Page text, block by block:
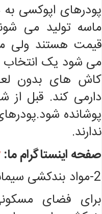
پودرهای اپوکسی
ماسه تولید می
قیمت هستند ولی
می شود یک انتخاب
کاش های بدون
دارمی کند. قبل از
پوشانده
ندارند.
صفحه اینستاگرام ما:
2-مواد بندکشی سیمانی
برای فضای